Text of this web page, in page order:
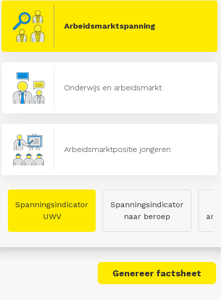
Arbeidsmarktspanning
Onderwijs en arbeidsmarkt
Arbeidsmarktpositie jongeren
Spanningsindicator
UWV
Spanningsindicator
naar beroep
Genereer factsheet